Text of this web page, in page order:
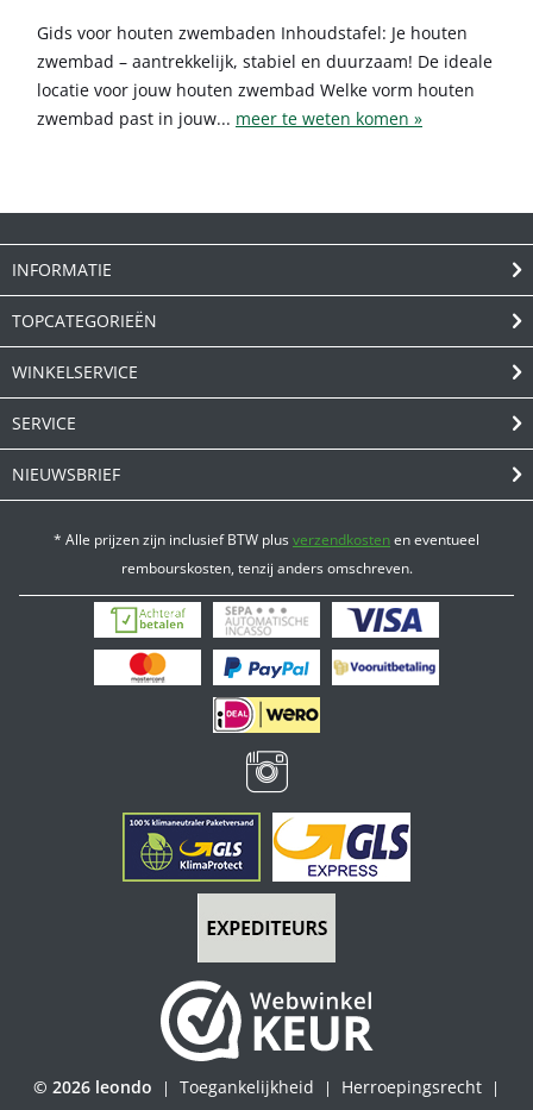
Gids voor houten zwembaden Inhoudstafel: Je houten
zwembad – aantrekkelijk, stabiel en duurzaam! De ideale
locatie voor jouw houten zwembad Welke vorm houten
zwembad past in jouw... meer te weten komen »
INFORMATIE
TOPCATEGORIEËN
WINKELSERVICE
SERVICE
NIEUWSBRIEF
* Alle prijzen zijn inclusief BTW plusverzendkostenen eventueel
rembourskosten, tenzij anders omschreven.
© 2026 leondo | Toegankelijkheid | Herroepingsrecht |